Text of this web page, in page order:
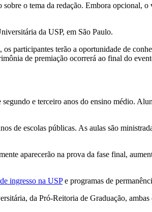
o tema da redação. Embora opcional,
da USP, em São Paulo.
participantes terão a oportunidade de
de premiação ocorrerá ao final do
e terceiro anos do ensino médio.
de escolas públicas. As aulas são
aparecerão na prova da fase final,
ingresso na USPe programas de
da Pró-Reitoria de Graduação,